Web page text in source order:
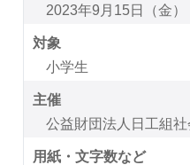
2023年9月15日（金）
対象
小学生
主催
公益財団法人日工組
用紙・文字数など